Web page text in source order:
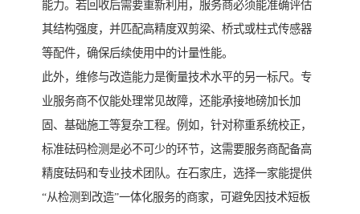
能力。若回收后需要重新利用，服务商必须能准确评估
其结构强度，并匹配高精度双剪梁、桥式或柱式传感器
等配件，确保后续使用中的计量性能。
此外，维修与改造能力是衡量技术水平的另一标尺。专
业服务商不仅能处理常见故障，还能承接地磅加长加
固、基础施工等复杂工程。例如，针对称重系统校正，
标准砝码检测是必不可少的环节，这需要服务商配备高
精度砝码和专业技术团队。在石家庄，选择一家能提供
“从检测到改造”一体化服务的商家，可避免因技术短板